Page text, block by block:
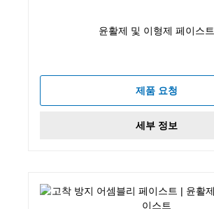
윤활제 및 이형제 페이스트
제품 요청
세부 정보